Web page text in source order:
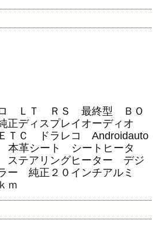
ＬＴ ＲＳ 最終型 ＢＯ
正ディスプレイオーディオ
ＴＣ ドラレコ Androidauto
革シート シートヒータ
テアリングヒーター デジ
ー 純正２０インチアルミ
ｍ